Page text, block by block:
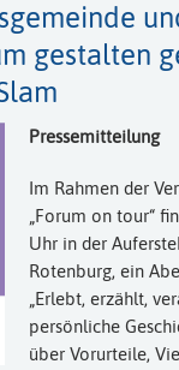
gestalten
Pressemitteilung
Im Rahmen der
„Forum on tour“
Uhr in der
Rotenburg, ein
„Erlebt, erzählt,
persönliche
über Vorurteile,